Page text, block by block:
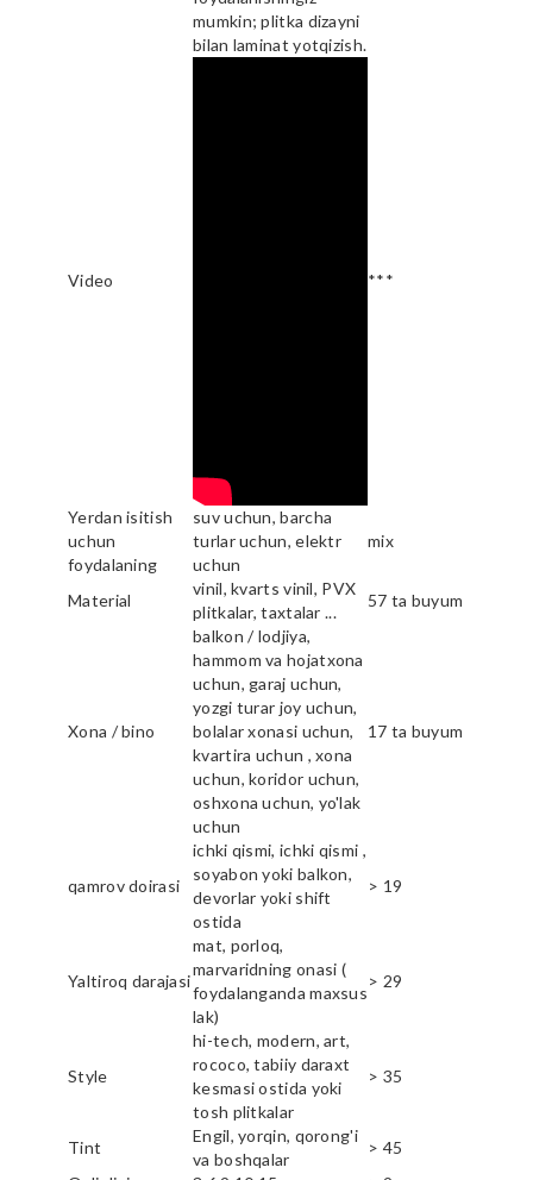
mumkin; plitka dizayni
bilan laminat yotqizish.
Video ***
Yerdan isitish
uchun
foydalaning
suv uchun, barcha
turlar uchun, elektr
uchun
mix
Material
vinil, kvarts vinil, PVX
plitkalar, taxtalar ...
57 ta buyum
Xona / bino
balkon / lodjiya,
hammom va hojatxona
uchun, garaj uchun,
yozgi turar joy uchun,
bolalar xonasi uchun,
kvartira uchun , xona
uchun, koridor uchun,
oshxona uchun, yo'lak
uchun
17 ta buyum
qamrov doirasi
ichki qismi, ichki qismi ,
soyabon yoki balkon,
devorlar yoki shift
ostida
> 19
Yaltiroq darajasi
mat, porloq,
marvaridning onasi (
foydalanganda maxsus
lak)
> 29
Style
hi-tech, modern, art,
rococo, tabiiy daraxt
kesmasi ostida yoki
tosh plitkalar
> 35
Tint
Engil, yorqin, qorong'i
va boshqalar
> 45